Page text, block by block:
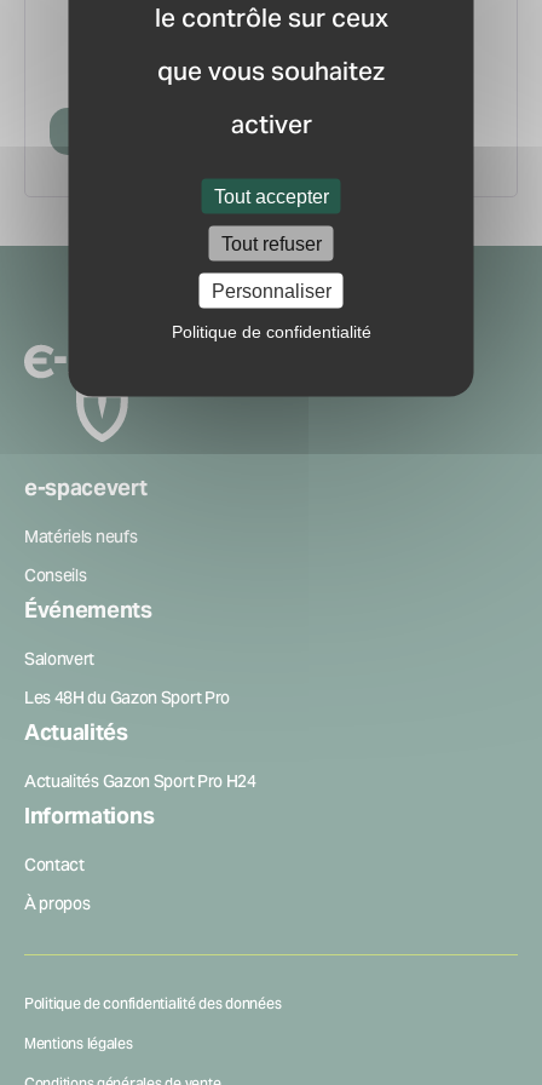
le contrôle sur ceux
que vous souhaitez
activer
Tout accepter
Tout refuser
Personnaliser
Politique de confidentialité
pour ne manquer aucune
information ou nouveauté du marché.
Créer mon compte
e-spacevert
Matériels neufs
Conseils
Événements
Salonvert
Les 48H du Gazon Sport Pro
Actualités
Actualités Gazon Sport Pro H24
Informations
Contact
À propos
Politique de confidentialité des données
Mentions légales